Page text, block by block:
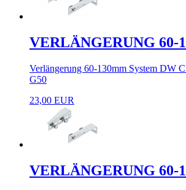
VERLÄNGERUNG 60-
Verlängerung 60-130mm System DW
G50
23,00 EUR
VERLÄNGERUNG 60-